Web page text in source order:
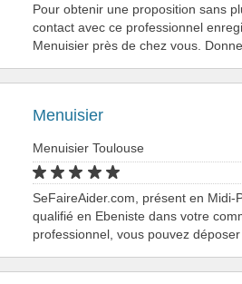
Pour obtenir une proposition sans
contact avec ce professionnel
Menuisier près de chez vous.
Menuisier
Menuisier Toulouse
SeFaireAider.com, présent en
qualifié en Ebeniste dans votre
professionnel, vous pouvez